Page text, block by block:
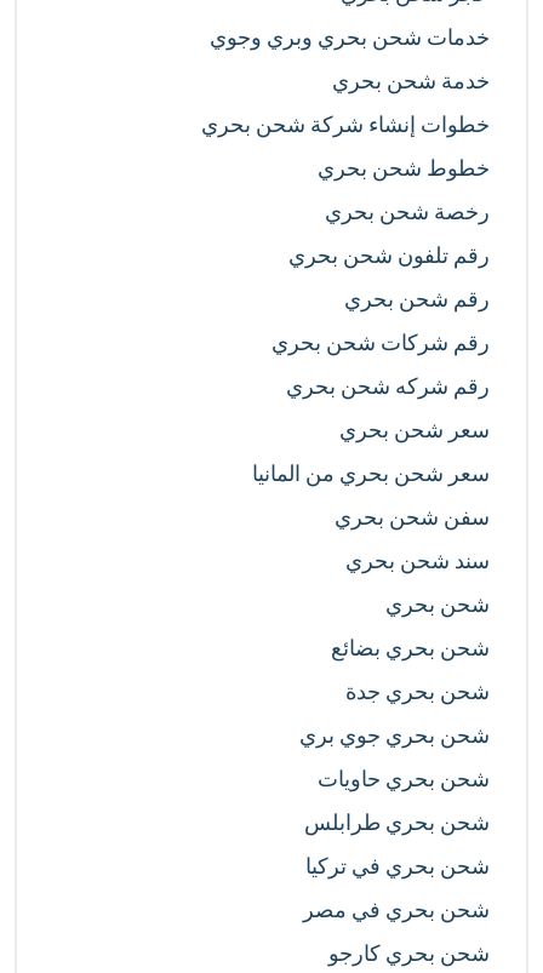
خدمات شحن بحري وبري وجوي
خدمة شحن بحري
خطوات إنشاء شركة شحن بحري
خطوط شحن بحري
رخصة شحن بحري
رقم تلفون شحن بحري
رقم شحن بحري
رقم شركات شحن بحري
رقم شركه شحن بحري
سعر شحن بحري
سعر شحن بحري من المانيا
سفن شحن بحري
سند شحن بحري
شحن بحري
شحن بحري بضائع
شحن بحري جدة
شحن بحري جوي بري
شحن بحري حاويات
شحن بحري طرابلس
شحن بحري في تركيا
شحن بحري في مصر
شحن بحري كارجو